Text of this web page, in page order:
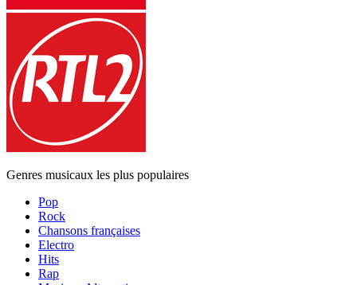
Genres musicaux les plus populaires
Pop
Rock
Chansons françaises
Electro
Hits
Rap